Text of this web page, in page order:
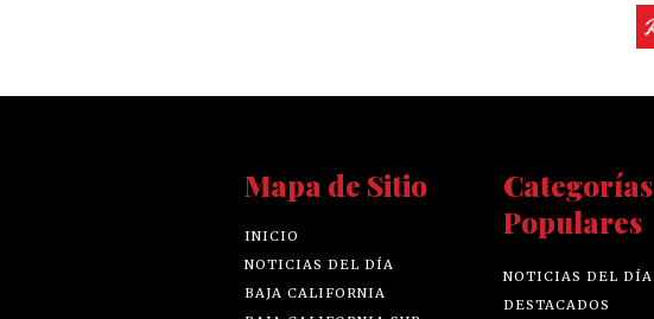
Mapa de Sitio
INICIO
NOTICIAS DEL DÍA
BAJA CALIFORNIA
Categorías
Populares
NOTICIAS DEL DÍA
DESTACADOS